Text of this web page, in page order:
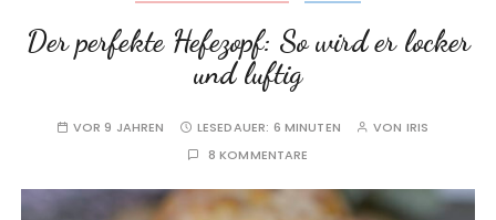
Der perfekte Hefezopf: So wird er locker
und luftig
VOR 9 JAHREN LESEDAUER: 6 MINUTEN VON IRIS
8 KOMMENTARE